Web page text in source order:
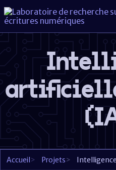
Accueil > Projets>